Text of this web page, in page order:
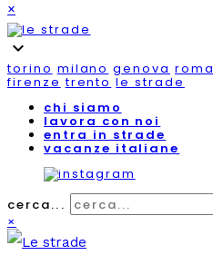
×
expand_more
torino milano genova roma
firenze trento le strade
chi siamo
lavora con noi
entra in strade
vacanze italiane
cerca...
×